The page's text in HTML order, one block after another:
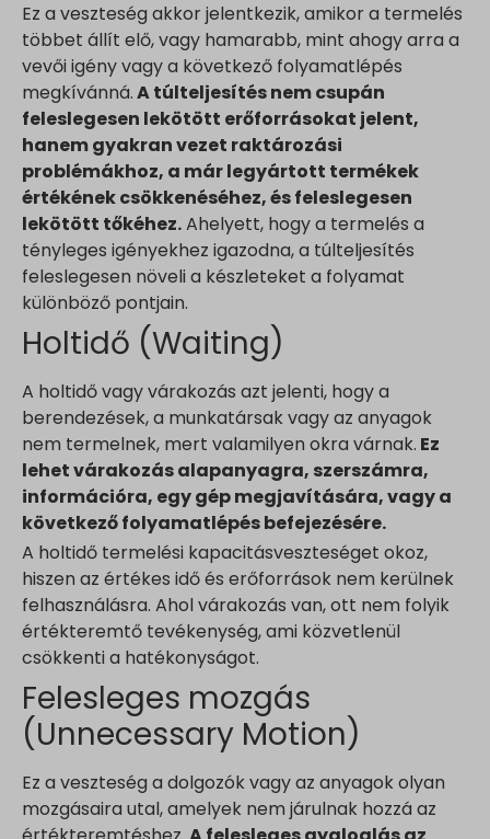
Ez a veszteség akkor jelentkezik, amikor a termelés
többet állít elő, vagy hamarabb, mint ahogy arra a
vevői igény vagy a következő folyamatlépés
megkívánná.A túlteljesítés nem csupán
feleslegesen lekötött erőforrásokat jelent,
hanem gyakran vezet raktározási
problémákhoz, a már legyártott termékek
értékének csökkenéséhez, és feleslegesen
lekötött tőkéhez.Ahelyett, hogy a termelés a
tényleges igényekhez igazodna, a túlteljesítés
feleslegesen növeli a készleteket a folyamat
különböző pontjain.
Holtidő (Waiting)
A holtidő vagy várakozás azt jelenti, hogy a
berendezések, a munkatársak vagy az anyagok
nem termelnek, mert valamilyen okra várnak. Ez
lehet várakozás alapanyagra, szerszámra,
információra, egy gép megjavítására, vagy a
következő folyamatlépés befejezésére.
A holtidő termelési kapacitásveszteséget okoz,
hiszen az értékes idő és erőforrások nem kerülnek
felhasználásra. Ahol várakozás van, ott nem folyik
értékteremtő tevékenység, ami közvetlenül
csökkenti a hatékonyságot.
Felesleges mozgás
(Unnecessary Motion)
Ez a veszteség a dolgozók vagy az anyagok olyan
mozgásaira utal, amelyek nem járulnak hozzá az